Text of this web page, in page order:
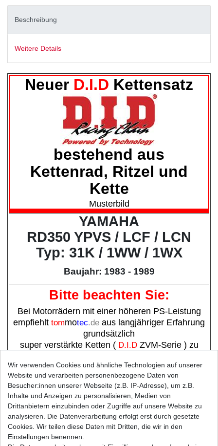
Beschreibung
Weitere Details
Neuer D.I.D Kettensatz
bestehend aus
Kettenrad, Ritzel und
Kette
Musterbild
YAMAHA
RD350 YPVS / LCF / LCN
Typ: 31K / 1WW / 1WX
Baujahr: 1983 - 1989
Bitte beachten Sie:
Bei Motorrädern mit einer höheren PS-Leistung
empfiehlt tommotec.de aus langjähriger Erfahrung
grundsätzlich
super verstärkte Ketten ( D.I.DZVM-Serie ) zu
statt verstärkte oder extra verstärkte.
Höhere Haltbarkeit, weniger Wartungsintervalle,
maximale Sicherheit,
besseres Preis / Leistungsverhältnis
und damit Sie auch Spass am Fahren haben.
Kettenhersteller:
Wir verwenden Cookies und ähnliche Technologien auf unserer
Website und verarbeiten personenbezogene Daten von
Besucher:innen unserer Webseite (z.B. IP-Adresse), um z.B.
Inhalte und Anzeigen zu personalisieren, Medien von
Drittanbietern einzubinden oder Zugriffe auf unsere Website zu
analysieren. Die Datenverarbeitung erfolgt erst durch gesetzte
Cookies. Wir teilen diese Daten mit Dritten, die wir in den
Einstellungen benennen.